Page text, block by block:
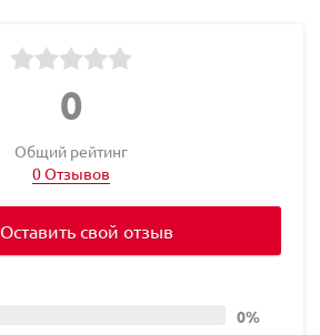
0
Общий рейтинг
0 Отзывов
0%
Оставить свой отзыв